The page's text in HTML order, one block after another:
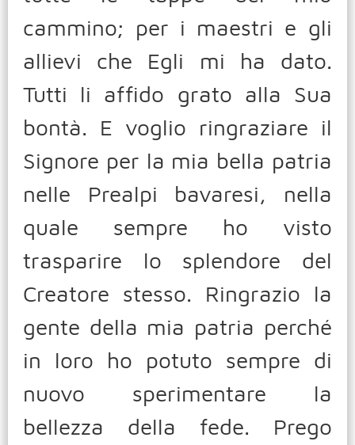
cammino; per i maestri e gli
allievi che Egli mi ha dato.
Tutti li affido grato alla Sua
bontà. E voglio ringraziare il
Signore per la mia bella patria
nelle Prealpi bavaresi, nella
quale sempre ho visto
trasparire lo splendore del
Creatore stesso. Ringrazio la
gente della mia patria perché
in loro ho potuto sempre di
nuovo sperimentare la
bellezza della fede. Prego